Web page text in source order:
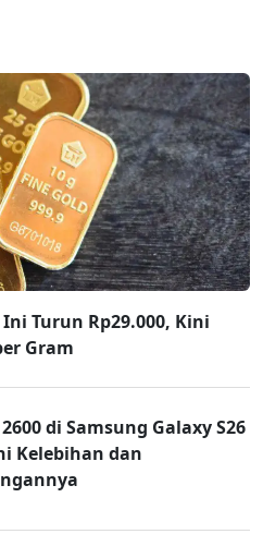
Turun Rp29.000, Kini
Gram
di Samsung Galaxy S26
Kelebihan dan